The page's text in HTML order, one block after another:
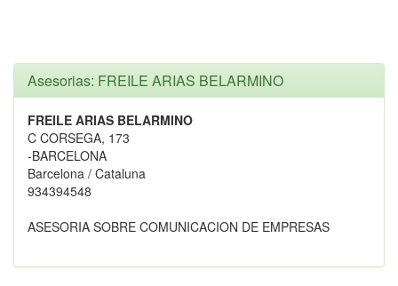
Asesorias: FREILE ARIAS BELARMINO
FREILE ARIAS BELARMINO
C CORSEGA, 173
-BARCELONA
Barcelona / Cataluna
934394548
ASESORIA SOBRE COMUNICACION DE EMPRESAS